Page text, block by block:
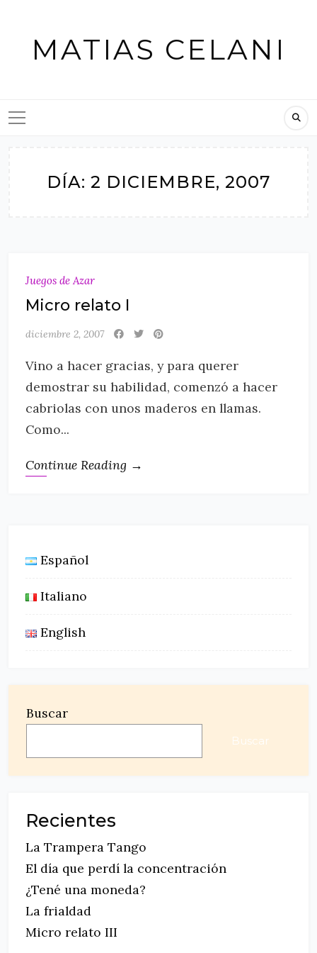
contentMATIAS CELANI
DÍA: 2 DICIEMBRE, 2007
Juegos de Azar
Micro relato I
diciembre 2, 2007
Vino a hacer gracias, y para querer
demostrar su habilidad, comenzó a hacer
cabriolas con unos maderos en llamas.
Como...
Continue Reading →
Español
Italiano
English
Buscar
Buscar
Recientes
La Trampera Tango
El día que perdí la concentración
¿Tené una moneda?
La frialdad
Micro relato III